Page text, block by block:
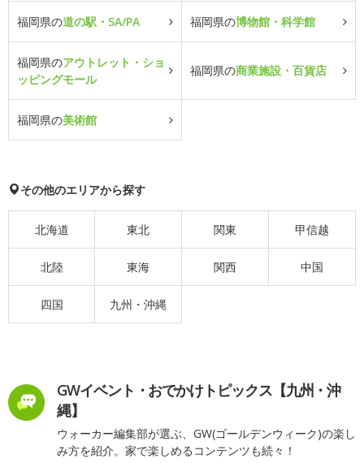
福岡県の道の駅・SA/PA 福岡県の博物館・科学館
福岡県のアウトレット・ショ
ッピングモール
福岡県の商業施設・百貨店
福岡県の美術館
その他のエリアから探す
北海道 東北 関東 甲信越
北陸 東海 関西 中国
四国 九州・沖縄
GWイベント・おでかけトピックス【九州・沖
縄】
ウォーカー編集部が選ぶ、GW(ゴールデンウィーク)の楽し
み方を紹介。家で楽しめるコンテンツも続々！